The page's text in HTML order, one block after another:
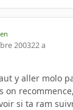
200322 a
y aller molo
on
si ta ram